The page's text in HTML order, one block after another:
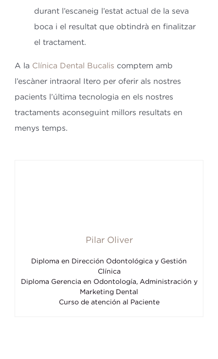
durant l’escaneig l’estat actual de la seva
boca i el resultat que obtindrà en finalitzar
el tractament.
A la Clínica Dental Bucalis comptem amb
l’escàner intraoral Itero per oferir als nostres
pacients l’última tecnologia en els nostres
tractaments aconseguint millors resultats en
menys temps.
Pilar Oliver
Diploma en Dirección Odontológica y Gestión
Clínica
Diploma Gerencia en Odontología, Administración y
Marketing Dental
Curso de atención al Paciente